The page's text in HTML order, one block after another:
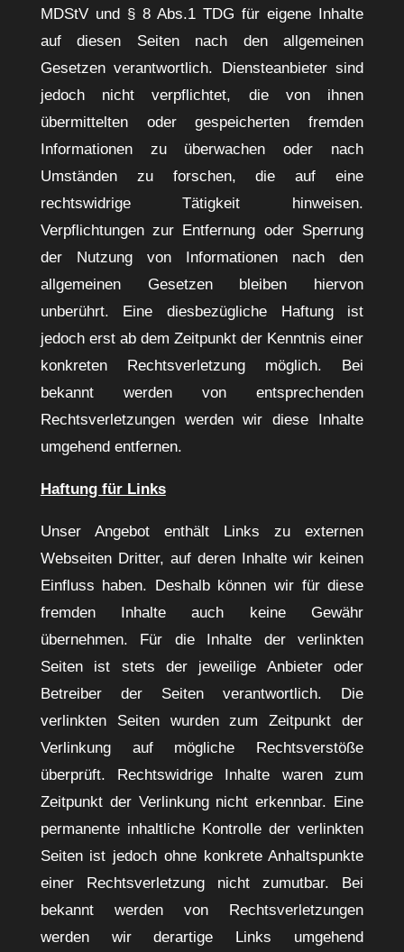
MDStV und § 8 Abs.1 TDG für eigene Inhalte
auf diesen Seiten nach den allgemeinen
Gesetzen verantwortlich. Diensteanbieter sind
jedoch nicht verpflichtet, die von ihnen
übermittelten oder gespeicherten fremden
Informationen zu überwachen oder nach
Umständen zu forschen, die auf eine
rechtswidrige Tätigkeit hinweisen.
Verpflichtungen zur Entfernung oder Sperrung
der Nutzung von Informationen nach den
allgemeinen Gesetzen bleiben hiervon
unberührt. Eine diesbezügliche Haftung ist
jedoch erst ab dem Zeitpunkt der Kenntnis einer
konkreten Rechtsverletzung möglich. Bei
bekannt werden von entsprechenden
Rechtsverletzungen werden wir diese Inhalte
umgehend entfernen.
Haftung für Links
Unser Angebot enthält Links zu externen
Webseiten Dritter, auf deren Inhalte wir keinen
Einfluss haben. Deshalb können wir für diese
fremden Inhalte auch keine Gewähr
übernehmen. Für die Inhalte der verlinkten
Seiten ist stets der jeweilige Anbieter oder
Betreiber der Seiten verantwortlich. Die
verlinkten Seiten wurden zum Zeitpunkt der
Verlinkung auf mögliche Rechtsverstöße
überprüft. Rechtswidrige Inhalte waren zum
Zeitpunkt der Verlinkung nicht erkennbar. Eine
permanente inhaltliche Kontrolle der verlinkten
Seiten ist jedoch ohne konkrete Anhaltspunkte
einer Rechtsverletzung nicht zumutbar. Bei
bekannt werden von Rechtsverletzungen
werden wir derartige Links umgehend